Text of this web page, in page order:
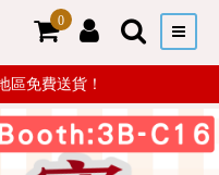
0
區免費送貨！